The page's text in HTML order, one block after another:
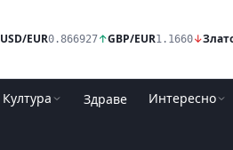
USD/EUR0.866927↑GBP/EUR1.1660↓
Култура Здраве Интересно